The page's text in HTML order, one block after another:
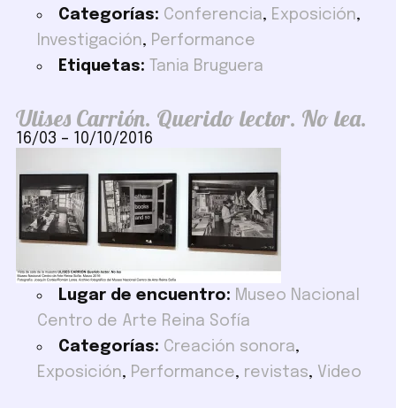
Categorías: Conferencia, Exposición,
Investigación, Performance
Etiquetas:
Tania Bruguera
Ulises Carrión. Querido lector. No lea.
16/03 – 10/10/2016
Lugar de encuentro: Museo Nacional
Centro de Arte Reina Sofía
Categorías: Creación sonora,
Exposición, Performance, revistas, Video